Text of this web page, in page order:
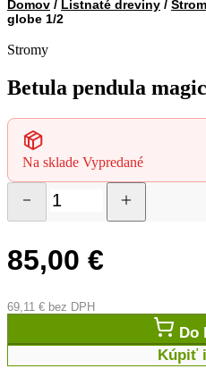
Domov / Listnaté dreviny /
globe 1/2
Stromy
Betula pendula
Na sklade Vypredané
85,00 €
69,11 € bez DPH
Do
Kúpiť